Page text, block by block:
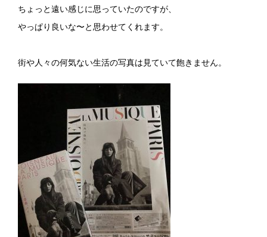
ちょっと遠い感じに思っていたのですが、
やっぱり良いな〜と思わせてくれます。
街や人々の何気ない生活の写真は見ていて飽きません。